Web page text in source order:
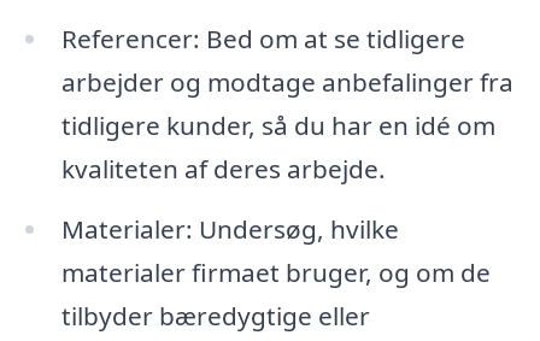
Referencer: Bed om at se tidligere
arbejder og modtage anbefalinger fra
tidligere kunder, så du har en idé om
kvaliteten af deres arbejde.
Materialer: Undersøg, hvilke
materialer firmaet bruger, og om de
tilbyder bæredygtige eller